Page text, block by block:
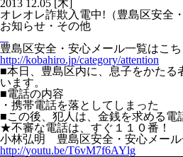
2013 12.05 [木]
オレオレ詐欺入電中!（豊島区安全
お知らせ・その他
豊島区安全・安心メール一覧はこち
http://kobahiro.jp/category/attention
■本日、豊島区内に、息子をかたる
います。
■電話の内容
・携帯電話を落としてしまった
■この後、犯人は、金銭を求める電
★不審な電話は、すぐ１１０番！
小林弘明 豊島区安全・安心メール
http://youtu.be/T6vM7f6AYlg